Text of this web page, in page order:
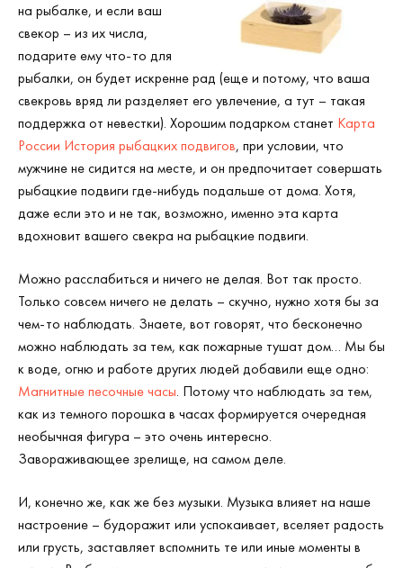
на рыбалке, и если ваш
свекор – из их числа,
подарите ему что-то для
рыбалки, он будет искренне рад (еще и потому, что ваша
свекровь вряд ли разделяет его увлечение, а тут – такая
поддержка от невестки). Хорошим подарком станет Карта
России История рыбацких подвигов, при условии, что
мужчине не сидится на месте, и он предпочитает совершать
рыбацкие подвиги где-нибудь подальше от дома. Хотя,
даже если это и не так, возможно, именно эта карта
вдохновит вашего свекра на рыбацкие подвиги.
Можно расслабиться и ничего не делая. Вот так просто.
Только совсем ничего не делать – скучно, нужно хотя бы за
чем-то наблюдать. Знаете, вот говорят, что бесконечно
можно наблюдать за тем, как пожарные тушат дом… Мы бы
к воде, огню и работе других людей добавили еще одно:
Магнитные песочные часы. Потому что наблюдать за тем,
как из темного порошка в часах формируется очередная
необычная фигура – это очень интересно.
Завораживающее зрелище, на самом деле.
И, конечно же, как же без музыки. Музыка влияет на наше
настроение – будоражит или успокаивает, вселяет радость
или грусть, заставляет вспомнить те или иные моменты в